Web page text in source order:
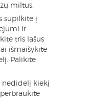
miltus.
supilkite į
ir
tris lašus
išmaišykite
Palikite
nedidelį kiekį